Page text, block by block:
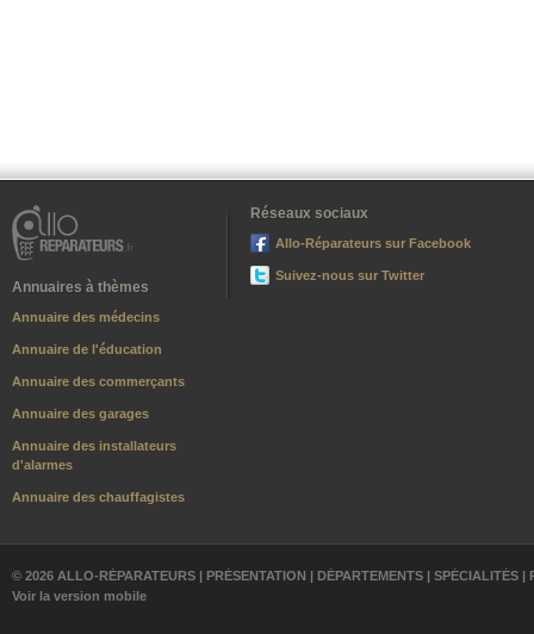
Annuaires à thèmes
Annuaire des médecins
Annuaire de l'éducation
Annuaire des commerçants
Annuaire des garages
Annuaire des installateurs
d'alarmes
Annuaire des chauffagistes
Réseaux sociaux
Allo-Réparateurs sur Facebook
Suivez-nous sur Twitter
© 2026 ALLO-RÉPARATEURS | PRÉSENTATION | DÉPARTEMENTS | SPÉCIALITÉS |
Voir la version mobile